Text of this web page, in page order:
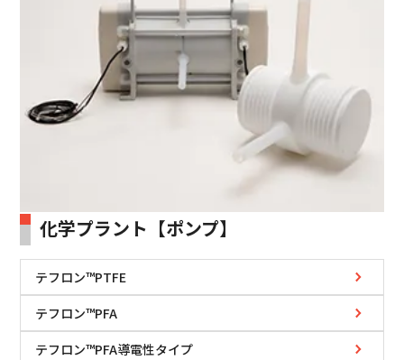
化学プラント【ポンプ】
テフロン™PTFE
テフロン™PFA
テフロン™PFA導電性タイプ